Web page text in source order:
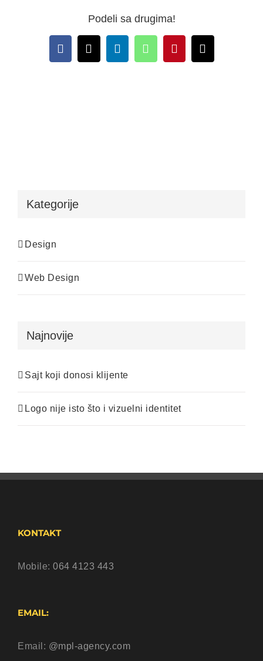
Podeli sa drugima!
Facebook
X LinkedInWhatsAppPinterestEmail
Kategorije
Design
Web Design
Najnovije
Sajt koji donosi klijente
Logo nije isto što i vizuelni identitet
KONTAKT
Mobile: 064 4123 443
EMAIL:
Email: @mpl-agency.com